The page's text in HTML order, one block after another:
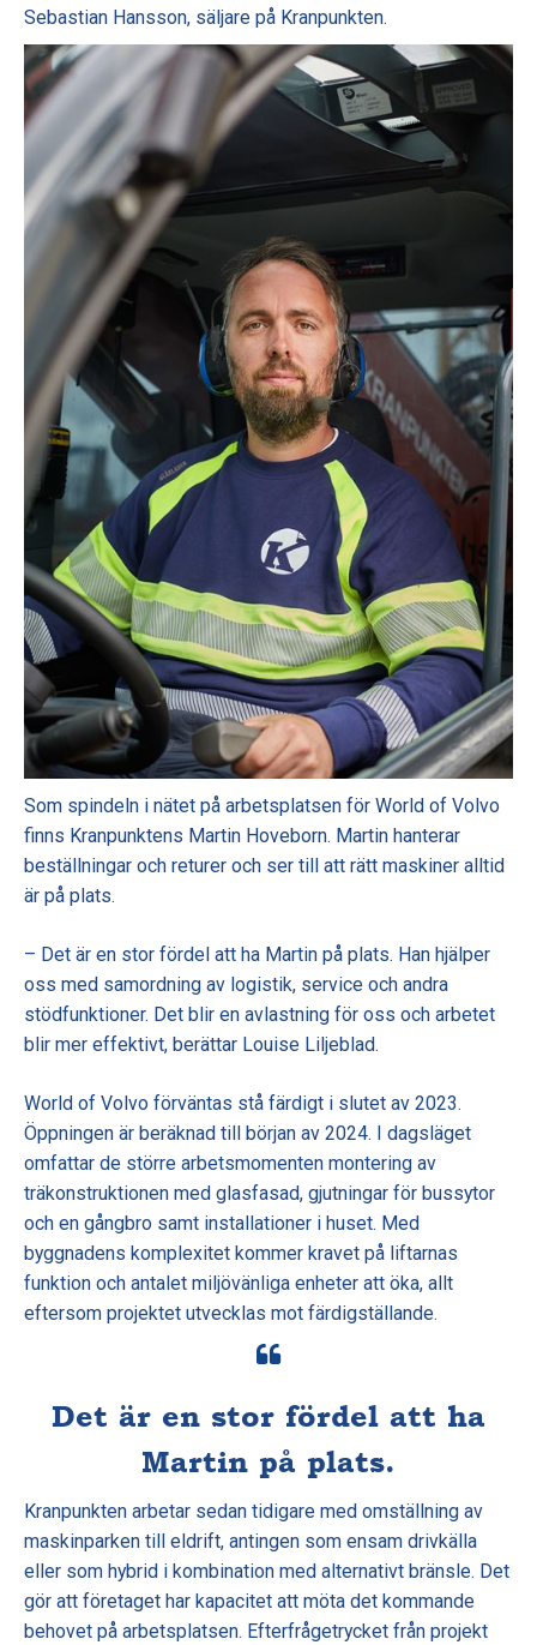
Sebastian Hansson, säljare på Kranpunkten.
Som spindeln i nätet på arbetsplatsen för World of Volvo
finns Kranpunktens Martin Hoveborn. Martin hanterar
beställningar och returer och ser till att rätt maskiner alltid
är på plats.
– Det är en stor fördel att ha Martin på plats. Han hjälper
oss med samordning av logistik, service och andra
stödfunktioner. Det blir en avlastning för oss och arbetet
blir mer effektivt, berättar Louise Liljeblad.
World of Volvo förväntas stå färdigt i slutet av 2023.
Öppningen är beräknad till början av 2024. I dagsläget
omfattar de större arbetsmomenten montering av
träkonstruktionen med glasfasad, gjutningar för bussytor
och en gångbro samt installationer i huset. Med
byggnadens komplexitet kommer kravet på liftarnas
funktion och antalet miljövänliga enheter att öka, allt
eftersom projektet utvecklas mot färdigställande.
Det är en stor fördel att ha
Martin på plats.
Kranpunkten arbetar sedan tidigare med omställning av
maskinparken till eldrift, antingen som ensam drivkälla
eller som hybrid i kombination med alternativt bränsle. Det
gör att företaget har kapacitet att möta det kommande
behovet på arbetsplatsen. Efterfrågetrycket från projekt